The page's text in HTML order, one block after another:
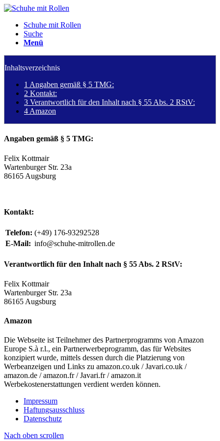
Schuhe mit Rollen
Suche
Menü
Inhaltsverzeichnis
1 Angaben gemäß § 5 TMG:
2 Kontakt:
3 Verantwortlich für den Inhalt nach § 55 Abs. 2 RStV:
4 Amazon
Angaben gemäß § 5 TMG:
Felix Kottmair
Wartenburger Str. 23a
86165 Augsburg
Kontakt:
Telefon: (+49) 176-93292528
E-Mail: info@schuhe-mitrollen.de
Verantwortlich für den Inhalt nach § 55 Abs. 2 RStV:
Felix Kottmair
Wartenburger Str. 23a
86165 Augsburg
Amazon
Die Webseite ist Teilnehmer des Partnerprogramms von Amazon
Europe S.à r.l., ein Partnerwerbeprogramm, das für Websites
konzipiert wurde, mittels dessen durch die Platzierung von
Werbeanzeigen und Links zu amazon.co.uk / Javari.co.uk /
amazon.de / amazon.fr / Javari.fr / amazon.it
Werbekostenerstattungen verdient werden können.
Impressum
Haftungsausschluss
Datenschutz
Nach oben scrollen